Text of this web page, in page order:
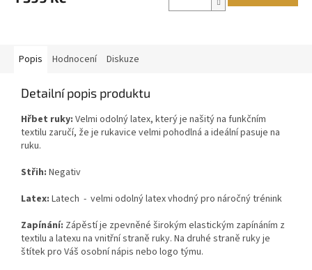
Popis Hodnocení Diskuze
Detailní popis produktu
Hřbet ruky: Velmi odolný latex, který je našitý na funkčním
textilu zaručí, že je rukavice velmi pohodlná a ideální pasuje na
ruku.
Střih: Negativ
Latex: Latech - velmi odolný latex vhodný pro náročný trénink
Zapínání: Zápěstí je zpevněné širokým elastickým zapínáním z
textilu a latexu na vnitřní straně ruky. Na druhé straně ruky je
štítek pro Váš osobní nápis nebo logo týmu.